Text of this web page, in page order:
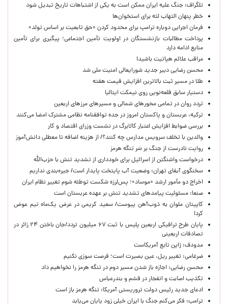
تلگراف: جنگ علیه ایران ممکن است به یکی از اشتباهات تاریخ تبدیل شود
خطر پنهان التهاب لثه برای استخوان‌ها
فرمان اجرایی دوباره ترامپ برای محدود کردن «حق تابعیت بر اساس تولد»
پرداخت مطالبات بازنشستگان در اولویت تأمین اجتماعی؛ پیگیری برای تأمین
منابع ادامه دارد
مراقب علائم هپاتیت باشید!
محسن رضایی دبیر جدید شورایعالی امنیت ملی شد
طلا در مسیر ثبت بالاترین افزایش قیمت هفته
دستیار سابق قلعه‌نویی روی نیمکت ایتالیا
تردد روان در تمامی محورهای شمالی و مسیرهای مرزهای اربعین
ترکیه، عربستان و پاکستان امروز در جده توافقنامه نظامی مشترک امضا می‌کنند
بررسی ضوابط افزایش اعتبار کالابرگ در نشست وزرای اقتصاد و کار
والدین با تخلف سرویس مدارس چه کنند؟/ از هزینه اضافه تا معطلی دانش‌آموز
روایت نادرست از جنگ بر سَر تنگه هرمز
درخواست واشنگتن از اسرائیل برای خودداری از تشدید تنش با حزب‌الله
سخنگوی آبفای تهران: وضعیت آب پایتخت پایدار است/ جیره‌بندی نداریم
اخراج دو مأمور ارشد «موساد»؛ پس‌لرزه شکست توطئه شوم تغییر نظام ایران
صنعا: مسئولیت پیامدهای تشدید تنش بر عهده عربستان است
کاپیتان ملوان به ذوب‌آهن پیوست/ سعید کریمی در عرض یک‌ماه تیم عوض
کرد!
پایان طرح ترافیکی اربعین پلیس با ثبت ۶۷ میلیون تردد/جان باختن ۲۴ زائر در
تصادفات اربعینی
مدودف: ژاپن تابع آمریکاست
ضرغامی: تغییر ریل، عین بصیرت است؛ فرصت سوزی نکنیم
محسن رضایی: اجازه باز شدن مسیر دوم در تنگه هرمز را نخواهیم داد
تکذیب اصابت و انفجار در قشم و بندرعباس
ادعای جدید رئیس دولت تروریستی آمریکا: تنگه هرمز باز است
ترامپ: فکر می‌کنم جنگ با ایران خیلی زود پایان می‌یابد